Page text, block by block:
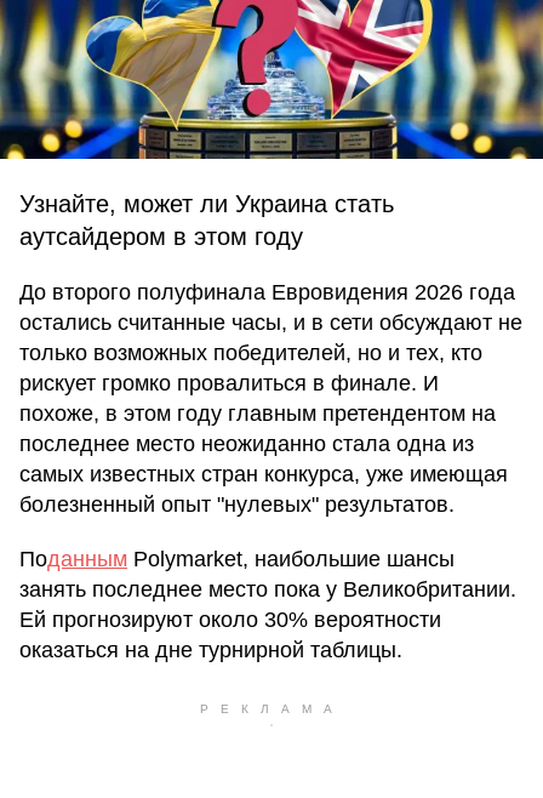
Узнайте, может ли Украина стать
аутсайдером в этом году
До второго полуфинала Евровидения 2026 года
остались считанные часы, и в сети обсуждают не
только возможных победителей, но и тех, кто
рискует громко провалиться в финале. И
похоже, в этом году главным претендентом на
последнее место неожиданно стала одна из
самых известных стран конкурса, уже имеющая
болезненный опыт "нулевых" результатов.
Поданным Polymarket, наибольшие шансы
занять последнее место пока у Великобритании.
Ей прогнозируют около 30% вероятности
оказаться на дне турнирной таблицы.